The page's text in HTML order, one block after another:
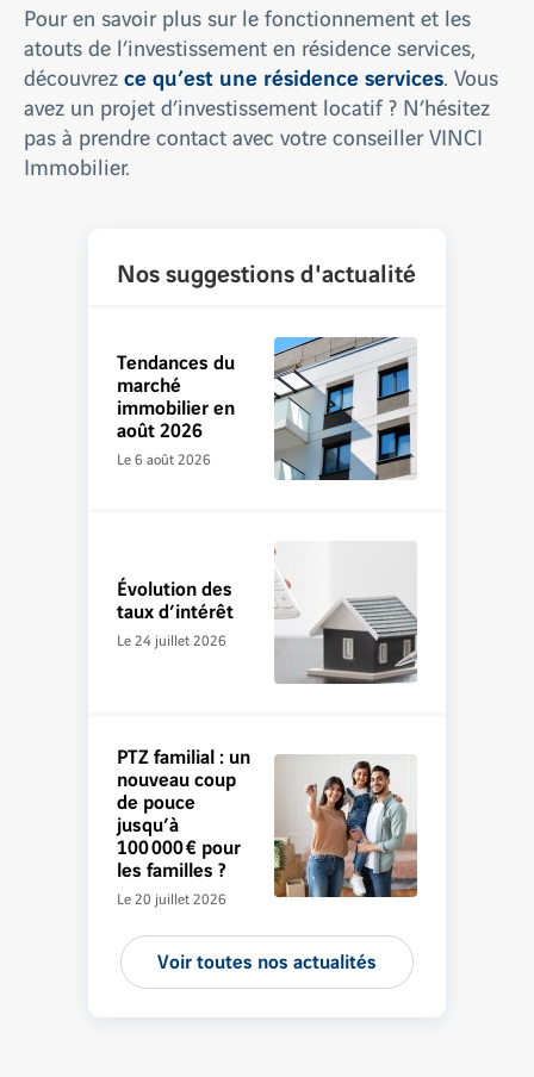
Nos suggestions d'actualité
Tendances du
marché
immobilier en
août 2026
Le 6 août 2026
Évolution des
taux d’intérêt
Le 24 juillet 2026
PTZ familial : un
nouveau coup
de pouce
jusqu’à
100 000 € pour
les familles ?
Le 20 juillet 2026
Voir toutes nos actualités
Pour en savoir plus sur le fonctionnement et les
atouts de l’investissement en résidence services,
découvrezce qu’est une résidence services. Vous
avez un projet d’investissement locatif ? N’hésitez
pas à prendre contact avec votre conseiller VINCI
Immobilier.